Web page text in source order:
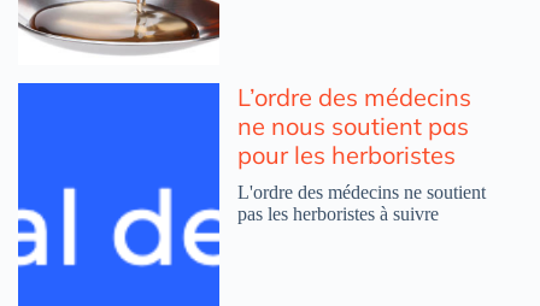
L’ordre des médecins
ne nous soutient pas
pour les herboristes
L'ordre des médecins ne soutient
pas les herboristes à suivre